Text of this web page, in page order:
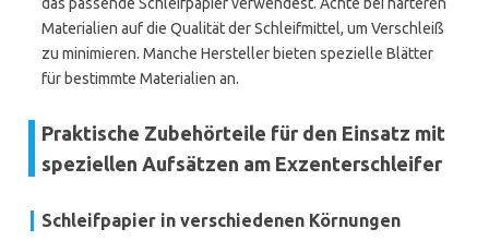
Materialien auf die Qualität der Schleifmittel, um Verschleiß
zu minimieren. Manche Hersteller bieten spezielle Blätter
für bestimmte Materialien an.
Praktische Zubehörteile für den Einsatz mit
speziellen Aufsätzen am Exzenterschleifer
Schleifpapier in verschiedenen Körnungen